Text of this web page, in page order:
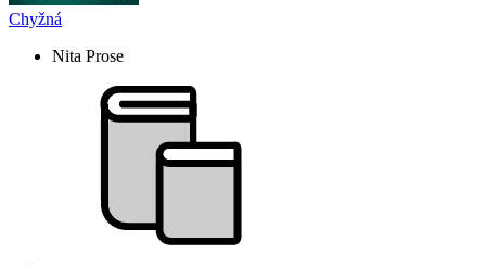
Chyžná
Nita Prose